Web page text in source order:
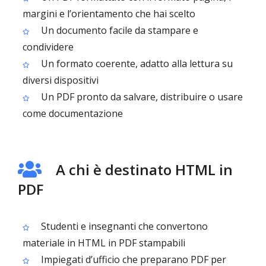
margini e l’orientamento che hai scelto
Un documento facile da stampare e
condividere
Un formato coerente, adatto alla lettura su
diversi dispositivi
Un PDF pronto da salvare, distribuire o usare
come documentazione
A chi è destinato HTML in
PDF
Studenti e insegnanti che convertono
materiale in HTML in PDF stampabili
Impiegati d’ufficio che preparano PDF per